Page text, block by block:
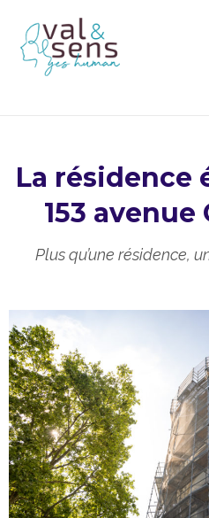
La résidence
153
Plus qu’une résidence,